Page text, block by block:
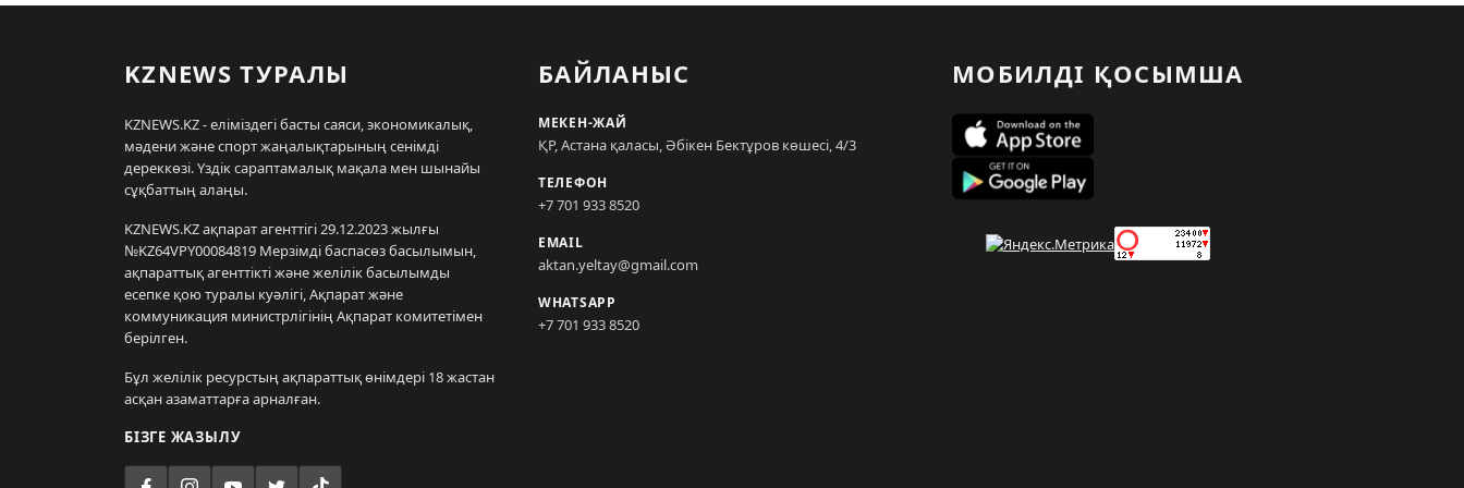
KZNEWS ТУРАЛЫ
KZNEWS.KZ - еліміздегі басты саяси, экономикалық,
мәдени және спорт жаңалықтарының сенімді
дереккөзі. Үздік сараптамалық мақала мен шынайы
сұқбаттың алаңы.
KZNEWS.KZ ақпарат агенттігі 29.12.2023 жылғы
№KZ64VPY00084819 Мерзімді баспасөз басылымын,
ақпараттық агенттікті және желілік басылымды
есепке қою туралы куәлігі, Ақпарат және
коммуникация министрлігінің Ақпарат комитетімен
берілген.
Бұл желілік ресурстың ақпараттық өнімдері 18 жастан
асқан азаматтарға арналған.
БІЗГЕ ЖАЗЫЛУ
БАЙЛАНЫС
МЕКЕН-ЖАЙ
ҚР, Астана қаласы, Әбікен Бектұров көшесі, 4/3
ТЕЛЕФОН
+7 701 933 8520
EMAIL
aktan.yeltay@gmail.com
WHATSAPP
+7 701 933 8520
МОБИЛДІ ҚОСЫМША